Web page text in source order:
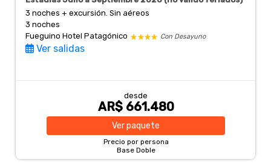
3 noches + excursión. Sin aéreos
3 noches
Fueguino Hotel Patagónico
Con Desayuno
Ver salidas
desde
AR$ 661.480
Verpaquete
Precio por persona
Base Doble